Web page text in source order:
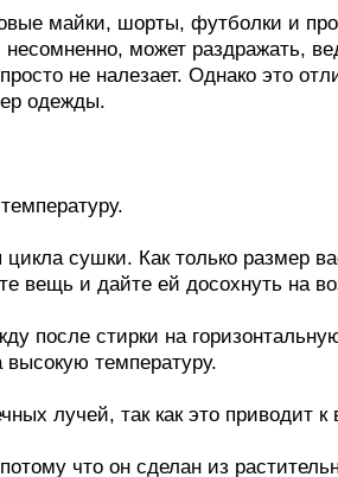
майки, шорты, футболки и
может раздражать,
не налезает. Однако это
одежды.
сушки. Как только размер
вещь и дайте ей досохнуть на
после стирки на
температуру.
лучей, так как это приводит
что он сделан из